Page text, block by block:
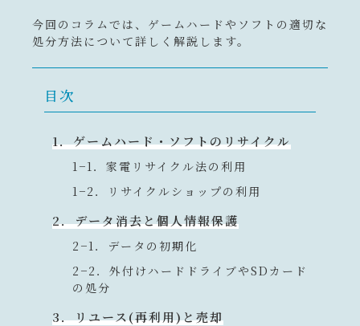
今回のコラムでは、ゲームハードやソフトの適切な
処分方法について詳しく解説します。
目次
1．ゲームハード・ソフトのリサイクル
1−1．家電リサイクル法の利用
1−2．リサイクルショップの利用
2．データ消去と個人情報保護
2−1．データの初期化
2−2．外付けハードドライブやSDカード
の処分
3．リユース(再利用)と売却